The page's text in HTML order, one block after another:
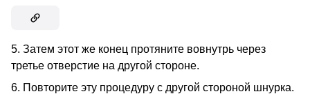
5. Затем этот же конец протяните вовнутрь через
третье отверстие на другой стороне.
6. Повторите эту процедуру с другой стороной шнурка.